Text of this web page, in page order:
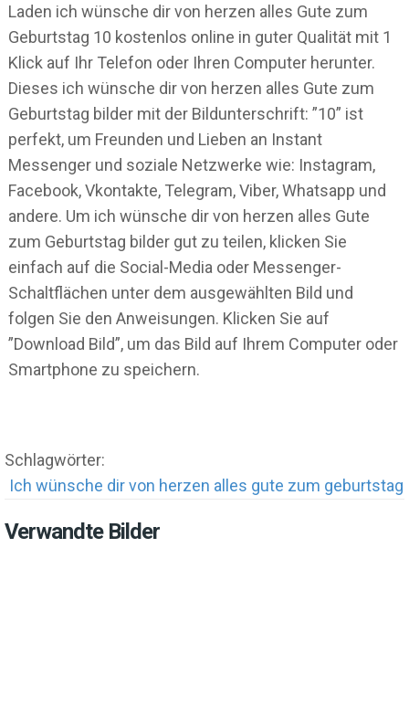
Laden ich wünsche dir von herzen alles Gute zum
Geburtstag 10 kostenlos online in guter Qualität mit 1
Klick auf Ihr Telefon oder Ihren Computer herunter.
Dieses ich wünsche dir von herzen alles Gute zum
Geburtstag bilder mit der Bildunterschrift: ”10” ist
perfekt, um Freunden und Lieben an Instant
Messenger und soziale Netzwerke wie: Instagram,
Facebook, Vkontakte, Telegram, Viber, Whatsapp und
andere. Um ich wünsche dir von herzen alles Gute
zum Geburtstag bilder gut zu teilen, klicken Sie
einfach auf die Social-Media oder Messenger-
Schaltflächen unter dem ausgewählten Bild und
folgen Sie den Anweisungen. Klicken Sie auf
”Download Bild”, um das Bild auf Ihrem Computer oder
Smartphone zu speichern.
Schlagwörter:
Ich wünsche dir von herzen alles gute zum geburtstag
Verwandte Bilder